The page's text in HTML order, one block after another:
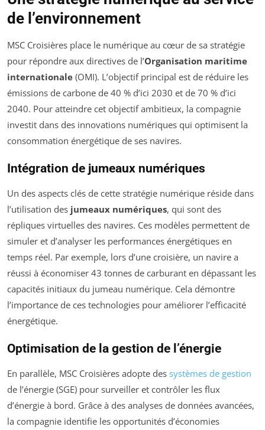
de l’environnement
MSC Croisières place le numérique au cœur de sa stratégie
pour répondre aux directives de l’Organisation maritime
internationale (OMI). L’objectif principal est de réduire les
émissions de carbone de 40 % d’ici 2030 et de 70 % d’ici
2040. Pour atteindre cet objectif ambitieux, la compagnie
investit dans des innovations numériques qui optimisent la
consommation énergétique de ses navires.
Intégration de jumeaux numériques
Un des aspects clés de cette stratégie numérique réside dans
l’utilisation des jumeaux numériques, qui sont des
répliques virtuelles des navires. Ces modèles permettent de
simuler et d’analyser les performances énergétiques en
temps réel. Par exemple, lors d’une croisière, un navire a
réussi à économiser 43 tonnes de carburant en dépassant les
capacités initiaux du jumeau numérique. Cela démontre
l’importance de ces technologies pour améliorer l’efficacité
énergétique.
Optimisation de la gestion de l’énergie
En parallèle, MSC Croisières adopte des systèmes de gestion
de l’énergie (SGE) pour surveiller et contrôler les flux
d’énergie à bord. Grâce à des analyses de données avancées,
la compagnie identifie les opportunités d’économies